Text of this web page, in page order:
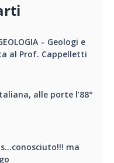
– Geologi e
al Prof. Cappelletti
alle porte l’88°
ma